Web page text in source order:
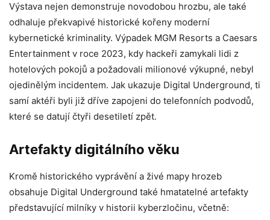
Výstava nejen demonstruje novodobou hrozbu, ale také
odhaluje překvapivé historické kořeny moderní
kybernetické kriminality. Výpadek MGM Resorts a Caesars
Entertainment v roce 2023, kdy hackeři zamykali lidi z
hotelových pokojů a požadovali milionové výkupné, nebyl
ojedinělým incidentem. Jak ukazuje Digital Underground, ti
samí aktéři byli již dříve zapojeni do telefonních podvodů,
které se datují čtyři desetiletí zpět.
Artefakty digitálního věku
Kromě historického vyprávění a živé mapy hrozeb
obsahuje Digital Underground také hmatatelné artefakty
představující milníky v historii kyberzločinu, včetně: